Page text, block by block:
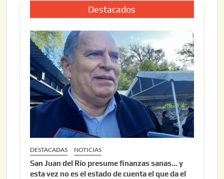
0
2
6
o
2
2
,
2
6
Destacados
DESTACADAS NOTICIAS
San Juan del Río presume finanzas sanas… y
esta vez no es el estado de cuenta el que da el